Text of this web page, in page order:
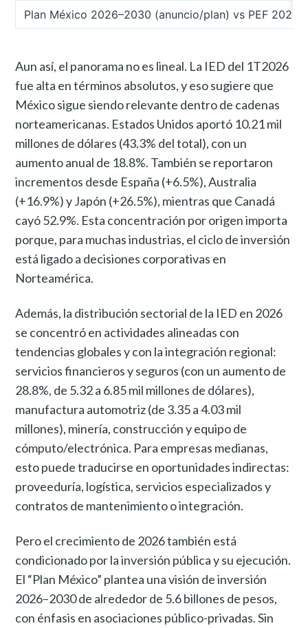
Plan México 2026–2030 (anuncio/plan) vs PEF 2026
Aun así, el panorama no es lineal. La IED del 1T2026
fue alta en términos absolutos, y eso sugiere que
México sigue siendo relevante dentro de cadenas
norteamericanas. Estados Unidos aportó 10.21 mil
millones de dólares (43.3% del total), con un
aumento anual de 18.8%. También se reportaron
incrementos desde España (+6.5%), Australia
(+16.9%) y Japón (+26.5%), mientras que Canadá
cayó 52.9%. Esta concentración por origen importa
porque, para muchas industrias, el ciclo de inversión
está ligado a decisiones corporativas en
Norteamérica.
Además, la distribución sectorial de la IED en 2026
se concentró en actividades alineadas con
tendencias globales y con la integración regional:
servicios financieros y seguros (con un aumento de
28.8%, de 5.32 a 6.85 mil millones de dólares),
manufactura automotriz (de 3.35 a 4.03 mil
millones), minería, construcción y equipo de
cómputo/electrónica. Para empresas medianas,
esto puede traducirse en oportunidades indirectas:
proveeduría, logística, servicios especializados y
contratos de mantenimiento o integración.
Pero el crecimiento de 2026 también está
condicionado por la inversión pública y su ejecución.
El “Plan México” plantea una visión de inversión
2026–2030 de alrededor de 5.6 billones de pesos,
con énfasis en asociaciones público-privadas. Sin